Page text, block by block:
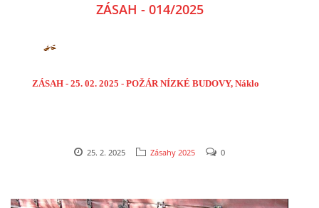
ZÁSAH - 014/2025
ZÁSAH - 25. 02. 2025 - POŽÁR NÍZKÉ BUDOVY, Náklo
25. 2. 2025 Zásahy 2025 0